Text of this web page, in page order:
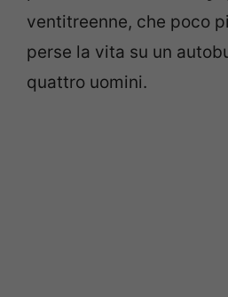
ventitreenne, che poco
perse la vita su un
quattro uomini.